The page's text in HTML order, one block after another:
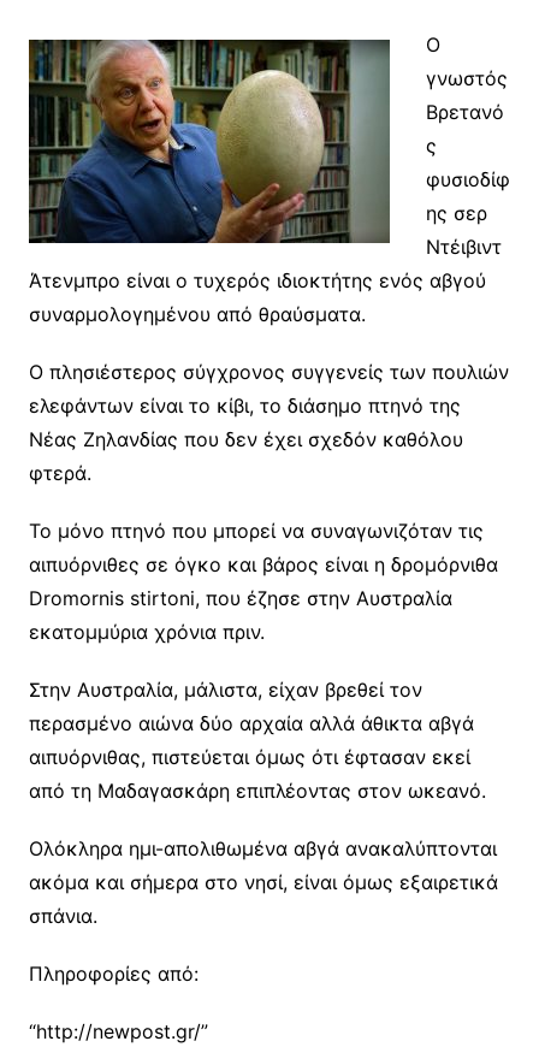
Ο
γνωστός
Βρετανό
ς
φυσιοδίφ
ης σερ
Ντέιβιντ
Άτενμπρο είναι ο τυχερός ιδιοκτήτης ενός αβγού
συναρμολογημένου από θραύσματα.
Ο πλησιέστερος σύγχρονος συγγενείς των πουλιών
ελεφάντων είναι το κίβι, το διάσημο πτηνό της
Νέας Ζηλανδίας που δεν έχει σχεδόν καθόλου
φτερά.
Το μόνο πτηνό που μπορεί να συναγωνιζόταν τις
αιπυόρνιθες σε όγκο και βάρος είναι η δρομόρνιθα
Dromornis stirtoni, που έζησε στην Αυστραλία
εκατομμύρια χρόνια πριν.
Στην Αυστραλία, μάλιστα, είχαν βρεθεί τον
περασμένο αιώνα δύο αρχαία αλλά άθικτα αβγά
αιπυόρνιθας, πιστεύεται όμως ότι έφτασαν εκεί
από τη Μαδαγασκάρη επιπλέοντας στον ωκεανό.
Ολόκληρα ημι-απολιθωμένα αβγά ανακαλύπτονται
ακόμα και σήμερα στο νησί, είναι όμως εξαιρετικά
σπάνια.
Πληροφορίες από:
“http://newpost.gr/”